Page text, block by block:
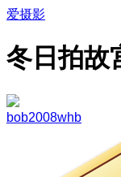
爱摄影
冬日拍故
bob2008whb